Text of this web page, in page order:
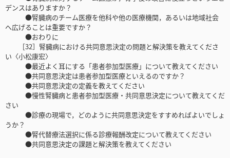
デンスはありますか？
●腎臓病のチーム医療を他科や他の医療機関，あるいは地域社会
へ広げることは重要ですか？
●おわりに
［32］腎臓病における共同意思決定の問題と解決策を教えてくださ
い〈小松康宏〉
●最近よく耳にする「患者参加型医療」について教えてください
●共同意思決定は患者参加型医療といえるのですか？
●共同意思決定の定義を教えてください
●慢性腎臓病と患者参加型医療・共同意思決定について教えてくだ
さい
●診療の現場で，どのように共同意思決定をすすめればよいでしょ
うか？
●腎代替療法選択に係る診療報酬改定について教えてください
●共同意思決定の課題と解決策を教えてください